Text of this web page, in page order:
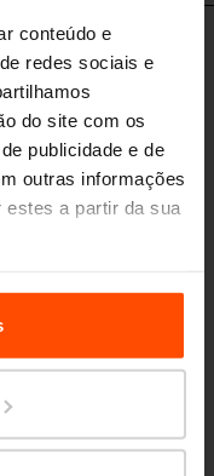
conteúdo e
redes sociais e
do site com os
publicidade e de
outras informações
estes a partir da sua
Principles
Data.
paredes laterais